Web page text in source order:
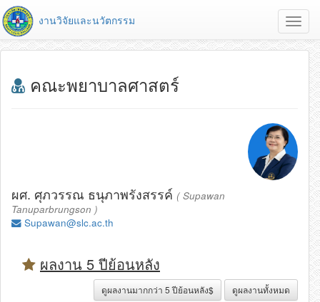
งานวิจัยและนวัตกรรม
คณะพยาบาลศาสตร์
ผศ. ศุภวรรณ ธนุภาพรังสรรค์ ( Supawan
Tanuparbrungson )
Supawan@slc.ac.th
ผลงาน 5 ปีย้อนหลัง
ดูผลงานมากกว่า 5 ปีย้อนหลัง$ ดูผลงานทั้งหมด